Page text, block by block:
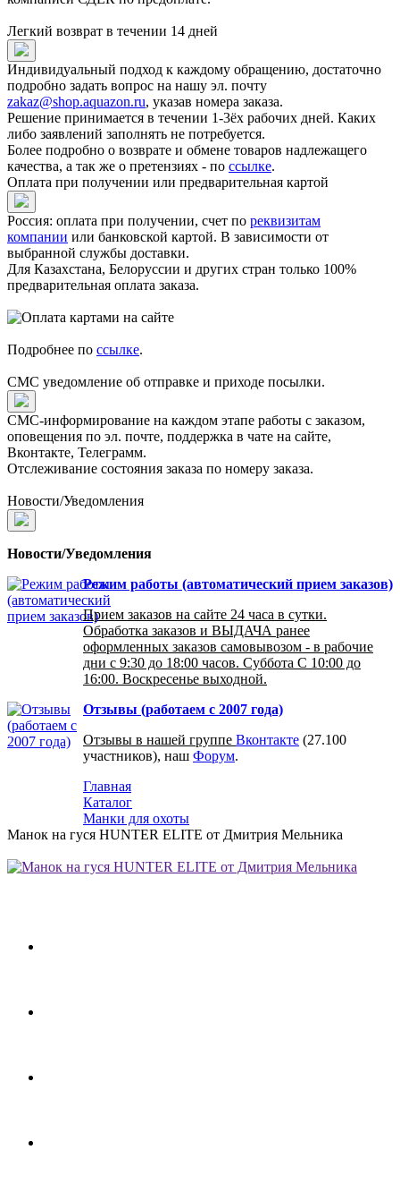
Легкий возврат в течении 14 дней
Индивидуальный подход к каждому обращению, достаточно
подробно задать вопрос на нашу эл. почту
zakaz@shop.aquazon.ru, указав номера заказа.
Решение принимается в течении 1-3ёх рабочих дней. Каких
либо заявлений заполнять не потребуется.
Более подробно о возврате и обмене товаров надлежащего
качества, а так же о претензиях - по ссылке.
Оплата при получении или предварительная картой
Россия: оплата при получении, счет по реквизитам
компании или банковской картой. В зависимости от
выбранной службы доставки.
Для Казахстана, Белоруссии и других стран только 100%
предварительная оплата заказа.
Подробнее по ссылке.
СМС уведомление об отправке и приходе посылки.
СМС-информирование на каждом этапе работы с заказом,
оповещения по эл. почте, поддержка в чате на сайте,
Вконтакте, Телеграмм.
Отслеживание состояния заказа по номеру заказа.
Новости/Уведомления
Новости/Уведомления
Режим работы (автоматический прием заказов)
Прием заказов на сайте 24 часа в сутки.
Обработка заказов и ВЫДАЧА ранее
оформленных заказов самовывозом - в рабочие
дни с 9:30 до 18:00 часов. Суббота С 10:00 до
16:00. Воскресенье выходной.
Отзывы (работаем с 2007 года)
Отзывы в нашей группе Вконтакте (27.100
участников), наш Форум.
Главная
Каталог
Манки для охоты
Манок на гуся HUNTER ELITE от Дмитрия Мельника